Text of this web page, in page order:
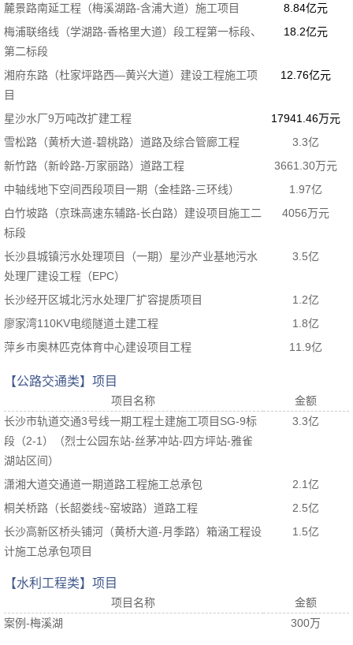
麓景路南延工程（梅溪湖路-含浦大道）施工项目
8.84亿元
梅浦联络线（学湖路-香格里大道）段工程第一标段、
第二标段
18.2亿元
湘府东路（杜家坪路西—黄兴大道）建设工程施工项
目
12.76亿元
星沙水厂9万吨改扩建工程
17941.46万元
雪松路（黄桥大道-碧桃路）道路及综合管廊工程
3.3亿
新竹路（新岭路-万家丽路）道路工程
3661.30万元
中轴线地下空间西段项目一期（金桂路-三环线）
1.97亿
白竹坡路（京珠高速东辅路-长白路）建设项目施工二
标段
4056万元
长沙县城镇污水处理项目（一期）星沙产业基地污水
处理厂建设工程（EPC）
3.5亿
长沙经开区城北污水处理厂扩容提质项目
1.2亿
廖家湾110KV电缆隧道土建工程
1.8亿
萍乡市奥林匹克体育中心建设项目工程
11.9亿
【公路交通类】项目
项目名称
金额
长沙市轨道交通3号线一期工程土建施工项目SG-9标
段（2-1）（烈士公园东站-丝茅冲站-四方坪站-雅雀
湖站区间）
3.3亿
潇湘大道交通道一期道路工程施工总承包
2.1亿
桐关桥路（长韶娄线~窑坡路）道路工程
2.5亿
长沙高新区桥头铺河（黄桥大道-月季路）箱涵工程设
计施工总承包项目
1.5亿
【水利工程类】项目
项目名称
金额
案例-梅溪湖
300万